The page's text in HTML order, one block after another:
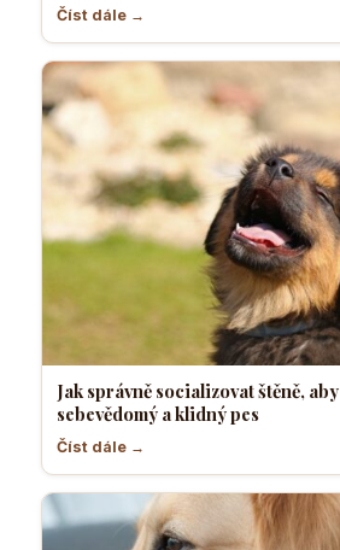
Číst dále →
Jak správně socializovat štěně,
sebevědomý a klidný pes
Číst dále →